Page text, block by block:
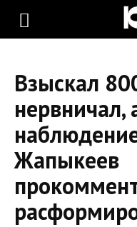
KLOOP.KG
Новости
Кыргызстана
Взыскал
нервничал,
Жапыкеев